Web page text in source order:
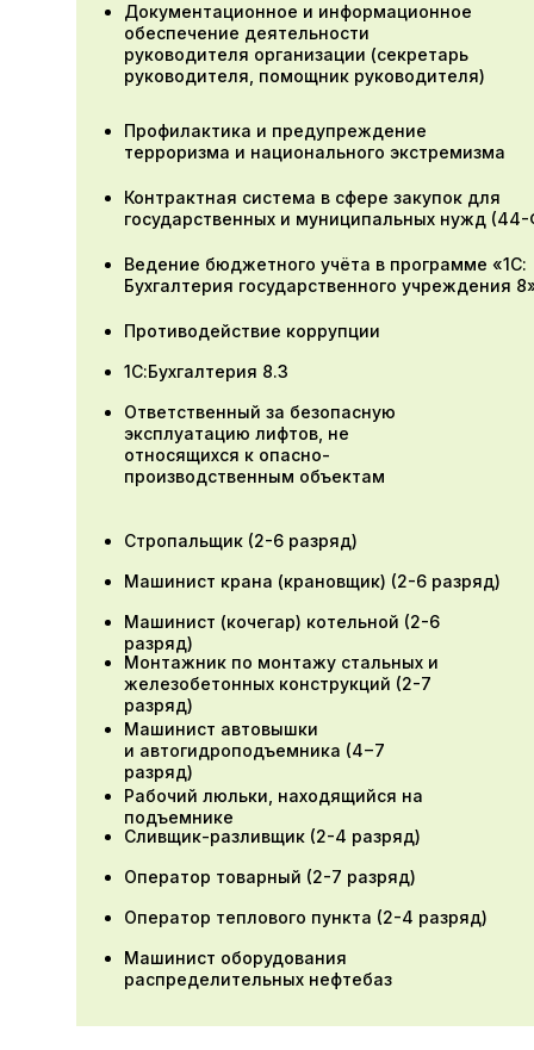
Документационное и информационное
обеспечение деятельности
руководителя организации (секретарь
руководителя, помощник руководителя)
Профилактика и предупреждение
терроризма и национального экстремизма
Контрактная система в сфере закупок для
государственных и муниципальных нужд
Ведение бюджетного учёта в программе «1С:
Бухгалтерия государственного учреждения
Противодействие коррупции
1С:Бухгалтерия 8.3
Ответственный за безопасную
эксплуатацию лифтов, не
относящихся к опасно-
производственным объектам
Стропальщик (2-6 разряд)
Машинист (кочегар) котельной (2-6
разряд)
Монтажник по монтажу стальных и
железобетонных конструкций (2-7
разряд)
Машинист автовышки
и автогидроподъемника (4−7
разряд)
Сливщик-разливщик (2-4 разряд)
Оператор товарный (2-7 разряд)
Машинист оборудования
распределительных нефтебаз
Машинист крана (крановщик) (2-6 разряд)
Рабочий люльки, находящийся на
подъемнике
Оператор теплового пункта (2-4 разряд)
Ответственный
за безопасную
эксплуатацию лифтов,
не относящихся
к опасно-
производственным
объектам
Документ об окончании:
Удостоверение о повышении